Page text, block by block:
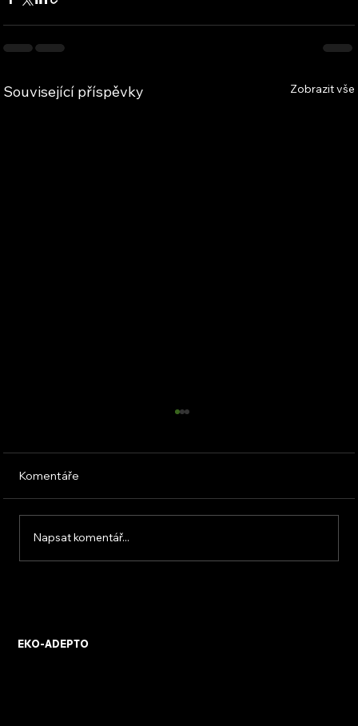
Související příspěvky Zobrazit vše
Komentáře
Napsat komentář...
EKO-ADEPTO